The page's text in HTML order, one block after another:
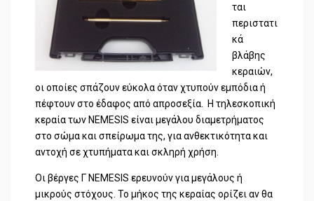
ται
περιστατι
κά
βλάβης
κεραιών,
οι οποίες σπάζουν εύκολα όταν χτυπούν εμπόδια ή
πέφτουν στο έδαφος από απροσεξία. H τηλεσκοπική
κεραία των NEMESIS είναι μεγάλου διαμετρήματος
στο σώμα και σπείρωμα της, για ανθεκτικότητα και
αντοχή σε χτυπήματα και σκληρή χρήση.
Οι βέργες Γ NEMESIS ερευνούν για μεγάλους ή
μικρούς στόχους. Το μήκος της κεραίας ορίζει αν θα